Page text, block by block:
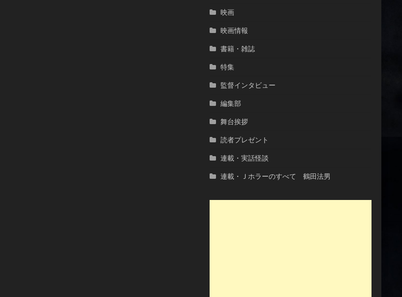
映画
映画情報
書籍・雑誌
特集
監督インタビュー
編集部
舞台挨拶
読者プレゼント
連載・実話怪談
連載・Ｊホラーのすべて 鶴田法男